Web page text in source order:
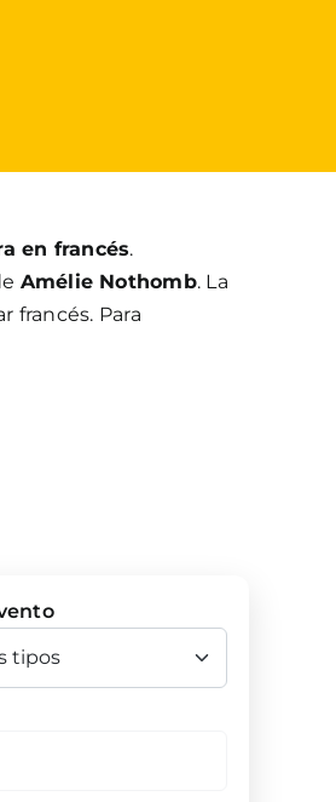
en francés.
Amélie Nothomb. La
francés. Para